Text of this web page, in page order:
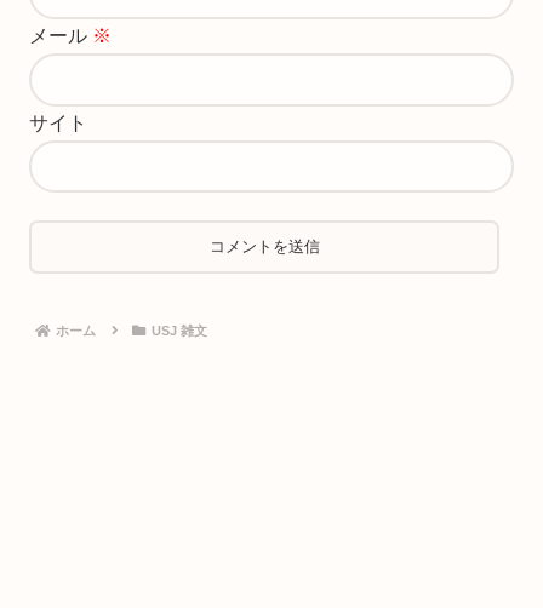
メール ※
サイト
ホーム USJ 雑文